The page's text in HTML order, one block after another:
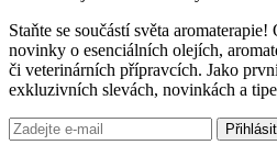
Staňte se součástí světa
novinky o esenciálních olejích,
či veterinárních přípravcích. Jako
exkluzivních slevách, novinkách a
Přihlásit